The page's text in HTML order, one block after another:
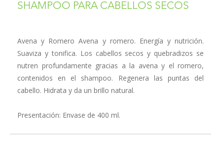
SHAMPOO PARA CABELLOS SECOS
Avena y Romero Avena y romero. Energía y nutrición.
Suaviza y tonifica. Los cabellos secos y quebradizos se
nutren profundamente gracias a la avena y el romero,
contenidos en el shampoo. Regenera las puntas del
cabello. Hidrata y da un brillo natural.
Presentación: Envase de 400 ml.